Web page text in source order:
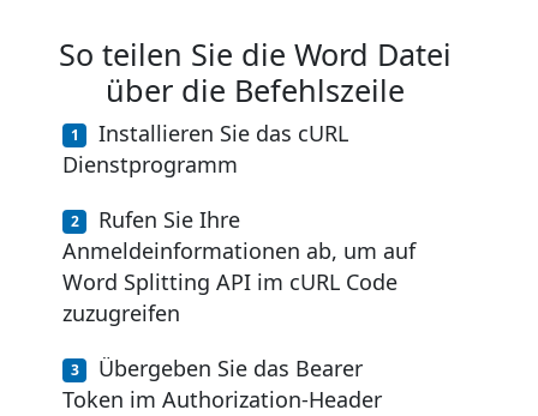
So teilen Sie die Word Datei
über die Befehlszeile
Installieren Sie das cURL
Dienstprogramm
Rufen Sie Ihre
Anmeldeinformationen ab, um auf
Word Splitting API im cURL Code
zuzugreifen
Übergeben Sie das Bearer
Token im Authorization-Header